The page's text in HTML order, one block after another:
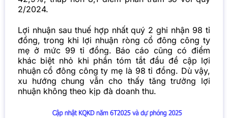
2/2024.
Lợi nhuận sau thuế hợp nhất quý 2 ghi nhận 98 tỉ
đồng, trong khi lợi nhuận ròng cổ đông công ty
mẹ ở mức 99 tỉ đồng. Báo cáo cũng có điểm
khác biệt nhỏ khi phần tóm tắt đầu đề cập lợi
nhuận cổ đông công ty mẹ là 98 tỉ đồng. Dù vậy,
xu hướng chung vẫn cho thấy tăng trưởng lợi
nhuận không theo kịp đà doanh thu.